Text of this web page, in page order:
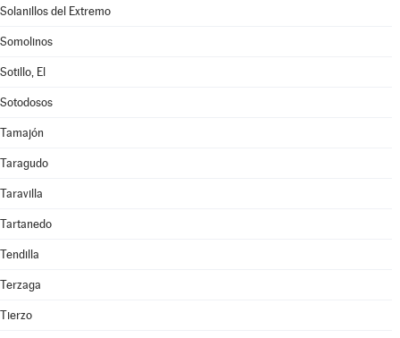
Solanillos del Extremo
Somolinos
Sotillo, El
Sotodosos
Tamajón
Taragudo
Taravilla
Tartanedo
Tendilla
Terzaga
Tierzo